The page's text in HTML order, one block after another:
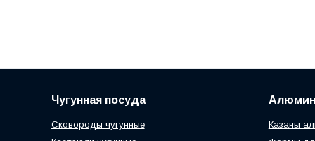
Чугунная посуда
Сковороды чугунные
Казаны